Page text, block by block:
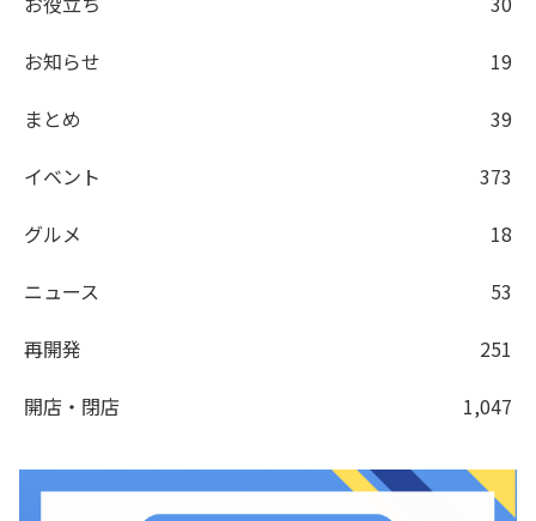
お知らせ
19
まとめ
39
イベント
373
グルメ
18
ニュース
53
再開発
251
開店・閉店
1,047